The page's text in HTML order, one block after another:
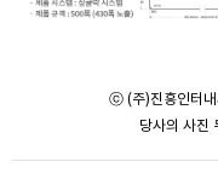
ⓒ (주)진흥인터
당사의 사진